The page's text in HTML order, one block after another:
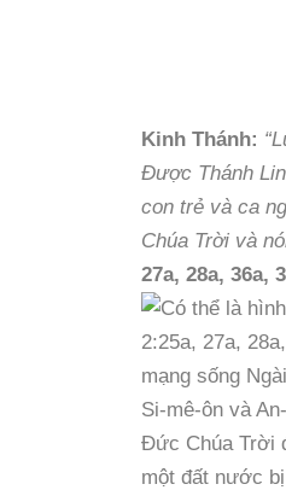
Kinh Thánh:
Được Thánh
con trẻ và ca
Chúa Trời và
27a, 28a, 36a,
Si-mê-ôn và
Đức Chúa Trời
một đất nước